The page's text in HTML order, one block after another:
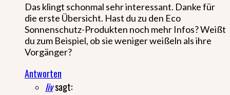
Das klingt schonmal sehr interessant. Danke für
die erste Übersicht. Hast du zu den Eco
Sonnenschutz-Produkten noch mehr Infos? Weißt
du zum Beispiel, ob sie weniger weißeln als ihre
Vorgänger?
Antworten
livsagt: